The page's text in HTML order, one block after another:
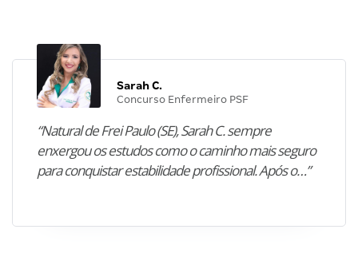
Sarah C.
Concurso Enfermeiro PSF
“Natural de Frei Paulo (SE), Sarah C. sempre
enxergou os estudos como o caminho mais seguro
para conquistar estabilidade profissional. Após o…”